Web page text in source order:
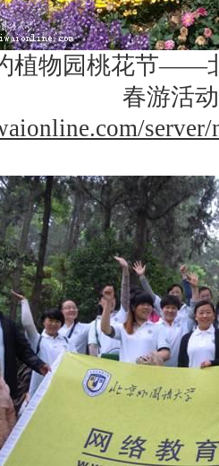
植物园桃花节——
春游活动